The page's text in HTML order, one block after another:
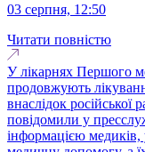
03 серпня, 12:50
Читати повністю
У лікарнях Першого
продовжують
внаслідок російської
повідомили у
інформацією медиків,